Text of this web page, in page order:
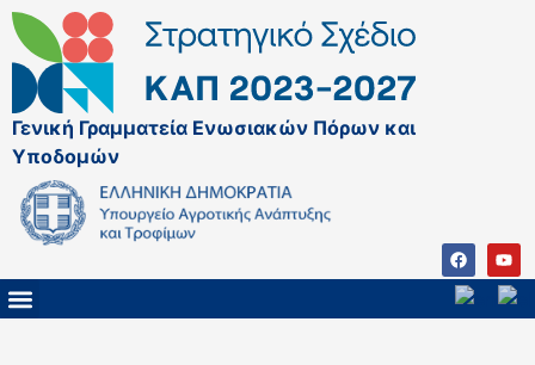
Γενική Γραμματεία Ενωσιακών Πόρων και
Υποδομών